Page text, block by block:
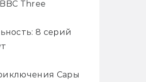
Three
8 серий
Сары